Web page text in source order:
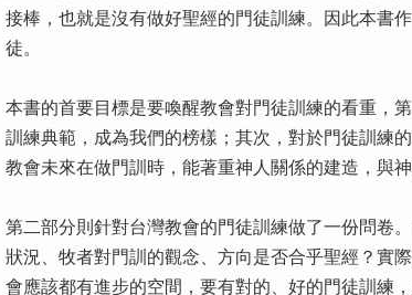
接棒，也就是沒有做好聖經的門徒訓練。因此本書
徒。
本書的首要目標是要喚醒教會對門徒訓練的看重，
訓練典範，成為我們的榜樣；其次，對於門徒訓練
教會未來在做門訓時，能著重神人關係的建造，與
第二部分則針對台灣教會的門徒訓練做了一份問卷
狀況、牧者對門訓的觀念、方向是否合乎聖經？實
會應該都有進步的空間，要有對的、好的門徒訓練